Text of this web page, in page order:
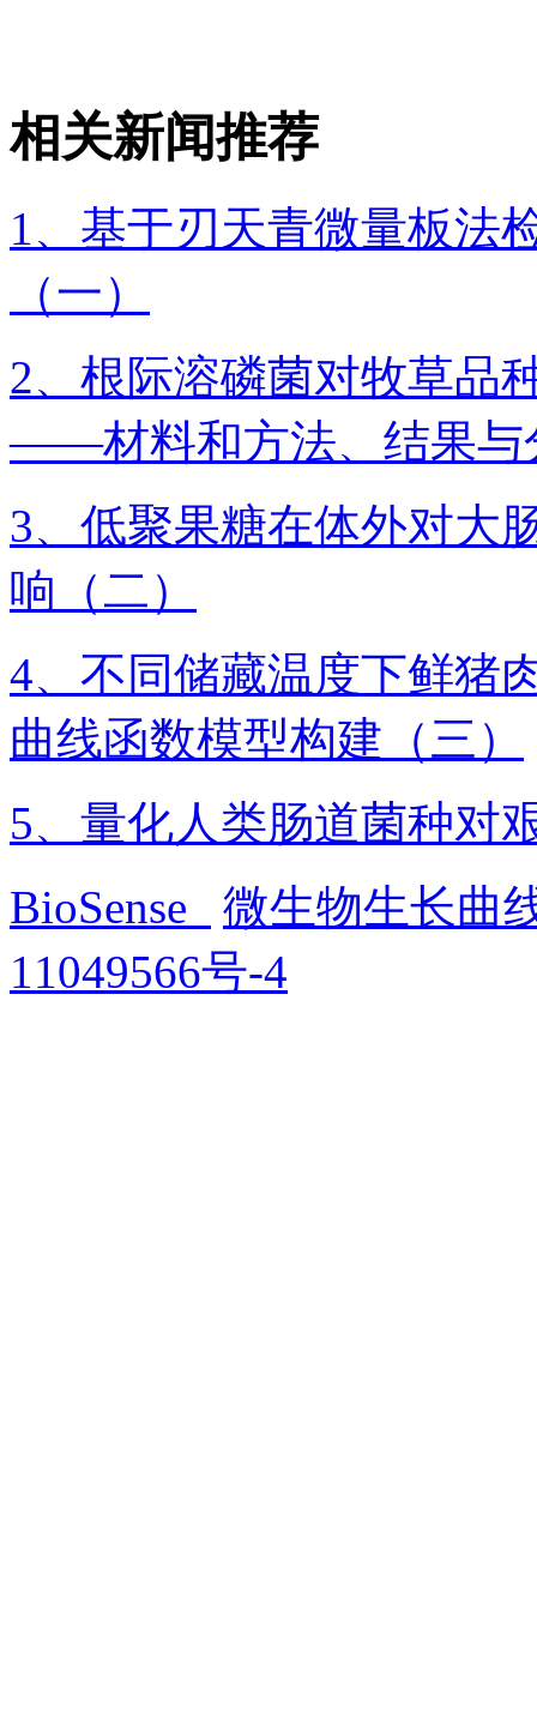
相关新闻推荐
1、基于刃天青微量板法
（一）
2、根际溶磷菌对牧草品
——材料和方法、结果与
3、低聚果糖在体外对大
响（二）
4、不同储藏温度下鲜猪
曲线函数模型构建（三）
5、量化人类肠道菌种对
BioSense
微生物生长曲
11049566号-4